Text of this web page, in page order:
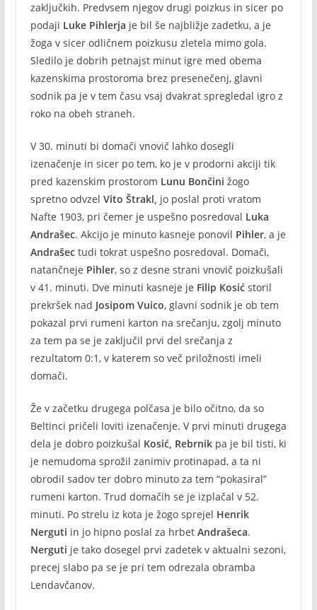
zaključkih. Predvsem njegov drugi poizkus in sicer po
podaji Luke Pihlerja je bil še najbližje zadetku, a je
žoga v sicer odličnem poizkusu zletela mimo gola.
Sledilo je dobrih petnajst minut igre med obema
kazenskima prostoroma brez presenečenj, glavni
sodnik pa je v tem času vsaj dvakrat spregledal igro z
roko na obeh straneh.
V 30. minuti bi domači vnovič lahko dosegli
izenačenje in sicer po tem, ko je v prodorni akciji tik
pred kazenskim prostorom Lunu Bončini žogo
spretno odvzel Vito Štrakl, jo poslal proti vratom
Nafte 1903, pri čemer je uspešno posredoval Luka
Andrašec. Akcijo je minuto kasneje ponovil Pihler, a je
Andrašectudi tokrat uspešno posredoval. Domači,
natančneje Pihler, so z desne strani vnovič poizkušali
v 41. minuti. Dve minuti kasneje je Filip Kosićstoril
prekršek nad Josipom Vuico, glavni sodnik je ob tem
pokazal prvi rumeni karton na srečanju, zgolj minuto
za tem pa se je zaključil prvi del srečanja z
rezultatom 0:1, v katerem so več priložnosti imeli
domači.
Že v začetku drugega polčasa je bilo očitno, da so
Beltinci pričeli loviti izenačenje. V prvi minuti drugega
dela je dobro poizkušal Kosić, Rebrnikpa je bil tisti, ki
je nemudoma sprožil zanimiv protinapad, a ta ni
obrodil sadov ter dobro minuto za tem “pokasiral”
rumeni karton. Trud domačih se je izplačal v 52.
minuti. Po strelu iz kota je žogo sprejel Henrik
Nerguti in jo hipno poslal za hrbet Andrašeca.
Nerguti je tako dosegel prvi zadetek v aktualni sezoni,
precej slabo pa se je pri tem odrezala obramba
Lendavčanov.